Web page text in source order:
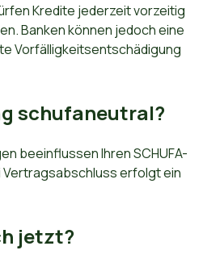
Kredite jederzeit vorzeitig
Banken können jedoch eine
Vorfälligkeitsentschädigung
schufaneutral?
beeinflussen Ihren SCHUFA-
Vertragsabschluss erfolgt ein
jetzt?